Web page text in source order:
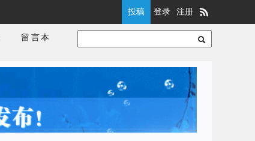
投稿 登录 注册
留言本